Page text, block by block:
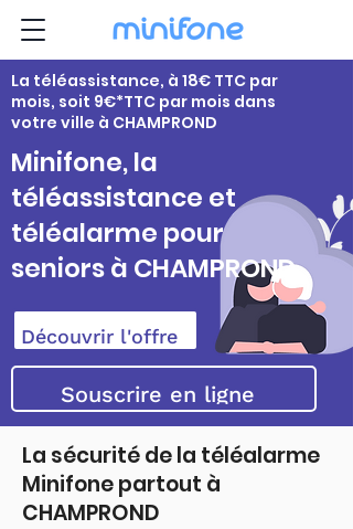
La téléassistance, à 18€ TTC par
mois, soit 9€*TTC par mois dans
votre ville à CHAMPROND
Minifone, la
téléassistance et
téléalarme pour
seniors à CHAMPROND
Découvrir l'offre
Souscrire en ligne
La sécurité de la téléalarme
Minifone partout à
CHAMPROND